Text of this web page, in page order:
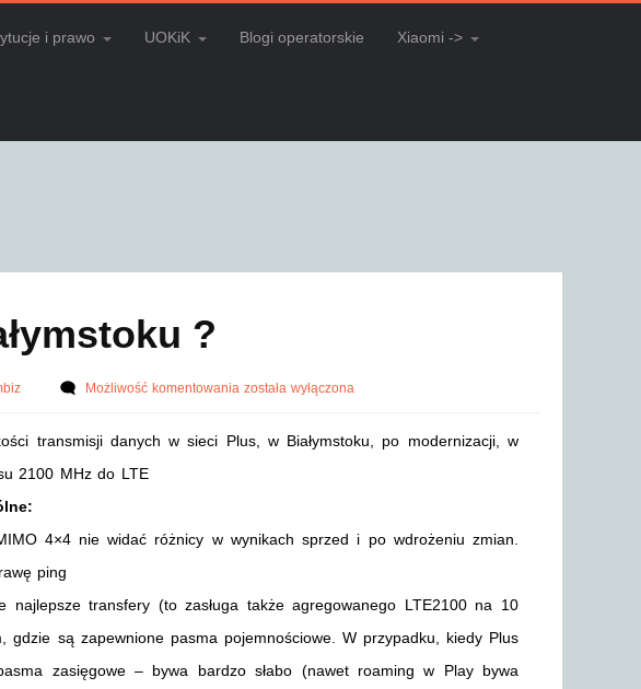
i prawo UOKiK Blogi operatorskie Xiaomi ->
?
Możliwość komentowaniazostała wyłączona
transmisji danych w sieci Plus, w Białymstoku, po modernizacji, w
2100 MHz do LTE
4×4 nie widać różnicy w wynikach sprzed i po wdrożeniu zmian.
ping
najlepsze transfery (to zasługa także agregowanego LTE2100 na 10
gdzie są zapewnione pasma pojemnościowe. W przypadku, kiedy Plus
zasięgowe – bywa bardzo słabo (nawet roaming w Play bywa